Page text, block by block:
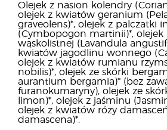
Olejek z nasion kolendry
olejek z kwiatów geranium
graveolens)*, olejek z palczatki
(Cymbopogon martinii)*, olejek
wąskolistnej (Lavandula
kwiatów jagodlinu wonnego
olejek z kwiatów rumianu
nobilis)*, olejek ze skórki
aurantium bergamia)* (bez
furanokumaryny), olejek ze
limon)*, olejek z jaśminu
olejek z kwiatów róży
damascena)*.